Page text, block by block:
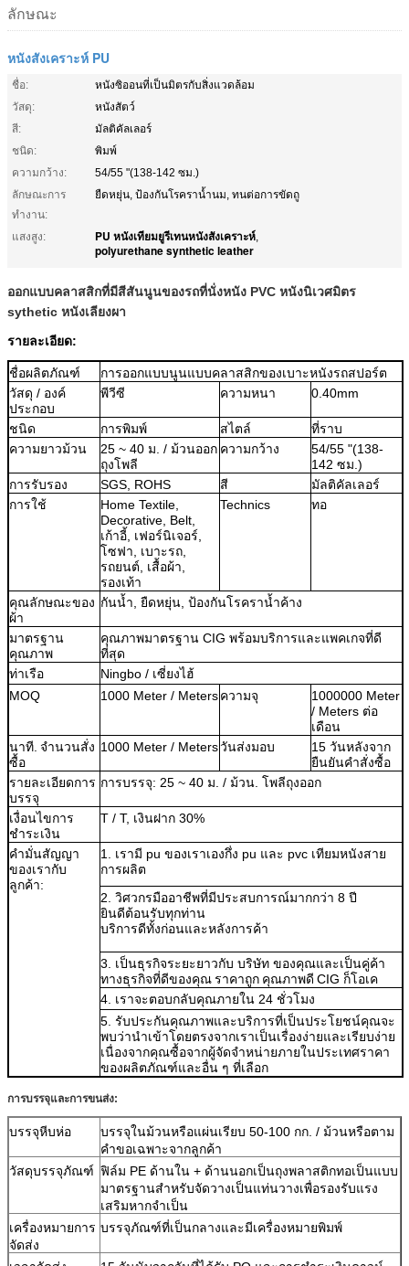
ลักษณะ
หนังสังเคราะห์ PU
ชื่อ:
หนังซิออนที่เป็นมิตรกับสิ่งแวดล้อม
วัสดุ:
หนังสัตว์
สี:
มัลติคัลเลอร์
ชนิด:
พิมพ์
ความกว้าง:
54/55 "(138-142 ซม.)
ลักษณะการ
ทำงาน:
ยืดหยุ่น, ป้องกันโรคราน้ำนม, ทนต่อการขัดถู
แสงสูง: PU หนังเทียมยูรีเทนหนังสังเคราะห์,
polyurethane synthetic leather
ออกแบบคลาสสิกที่มีสีสันนูนของรถที่นั่งหนัง PVC หนังนิเวศมิตร
sythetic หนังเลียงผา
รายละเอียด:
ชื่อผลิตภัณฑ์
การออกแบบนูนแบบคลาสสิกของเบาะหนังรถสปอร์ต
วัสดุ / องค์
ประกอบ
พีวีซี ความหนา 0.40mm
ชนิด การพิมพ์ สไตล์
ที่ราบ
ความยาวม้วน
25 ~ 40 ม. / ม้วนออก
ถุงโพลี
ความกว้าง
54/55 "(138-
142 ซม.)
การรับรอง
SGS, ROHS สี
มัลติคัลเลอร์
การใช้
Home Textile,
Decorative, Belt,
เก้าอี้, เฟอร์นิเจอร์,
โซฟา, เบาะรถ,
รถยนต์, เสื้อผ้า,
รองเท้า
Technics ทอ
คุณลักษณะของ
ผ้า
กันน้ำ, ยืดหยุ่น, ป้องกันโรคราน้ำค้าง
มาตรฐาน
คุณภาพ
คุณภาพมาตรฐาน CIG พร้อมบริการและแพคเกจที่ดี
ที่สุด
ท่าเรือ
Ningbo / เซี่ยงไฮ้
MOQ
1000 Meter / Metersความจุ
1000000 Meter
/ Meters ต่อ
เดือน
นาที. จำนวนสั่ง
ซื้อ
1000 Meter / Metersวันส่งมอบ
15 วันหลังจาก
ยืนยันคำสั่งซื้อ
รายละเอียดการ
บรรจุ
การบรรจุ: 25 ~ 40 ม. / ม้วน. โพลีถุงออก
เงื่อนไขการ
ชำระเงิน
T / T, เงินฝาก 30%
คำมั่นสัญญา
ของเรากับ
ลูกค้า:
1. เรามี pu ของเราเองกึ่ง pu และ pvc เทียมหนังสาย
การผลิต
2. วิศวกรมืออาชีพที่มีประสบการณ์มากกว่า 8 ปี
ยินดีต้อนรับทุกท่าน
บริการดีทั้งก่อนและหลังการค้า
3. เป็นธุรกิจระยะยาวกับ บริษัท ของคุณและเป็นคู่ค้า
ทางธุรกิจที่ดีของคุณราคาถูก คุณภาพดี CIG ก็โอเค
4. เราจะตอบกลับคุณภายใน 24 ชั่วโมง
5. รับประกันคุณภาพและบริการที่เป็นประโยชน์คุณจะ
พบว่านำเข้าโดยตรงจากเราเป็นเรื่องง่ายและเรียบง่าย
เนื่องจากคุณซื้อจากผู้จัดจำหน่ายภายในประเทศราคา
ของผลิตภัณฑ์และอื่น ๆ ที่เลือก
การบรรจุและการขนส่ง:
บรรจุหีบห่อ
บรรจุในม้วนหรือแผ่นเรียบ 50-100 กก. / ม้วนหรือตาม
คำขอเฉพาะจากลูกค้า
วัสดุบรรจุภัณฑ์ ฟิล์ม PE ด้านใน + ด้านนอกเป็นถุงพลาสติกทอเป็นแบบ
มาตรฐานสำหรับจัดวางเป็นแท่นวางเพื่อรองรับแรง
เสริมหากจำเป็น
เครื่องหมายการ
จัดส่ง
บรรจุภัณฑ์ที่เป็นกลางและมีเครื่องหมายพิมพ์